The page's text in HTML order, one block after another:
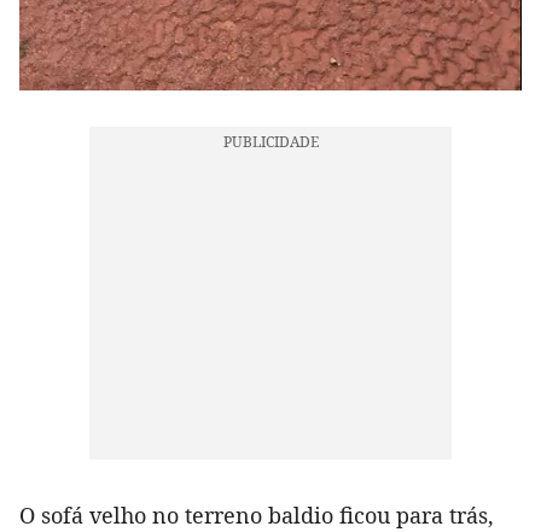
O sofá velho no terreno baldio ficou para trás,